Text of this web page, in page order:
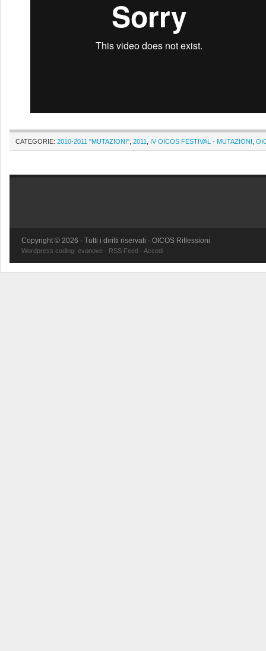
CATEGORIE: 2010-2011 "MUTAZIONI" 2011 IV OICOS FESTIVAL - MUTAZIONI
Copyright © 2026 · Tutti i diritti riservati · OICOS Riflessioni
Wordpress coding: evonove · RSS Feed · Accedi